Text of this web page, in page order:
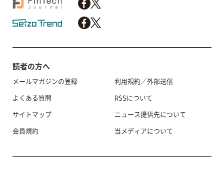
読者の方へ
メールマガジンの登録
よくある質問
サイトマップ
会員規約
利用規約／外部送信
RSSについて
ニュース提供先について
当メディアについて